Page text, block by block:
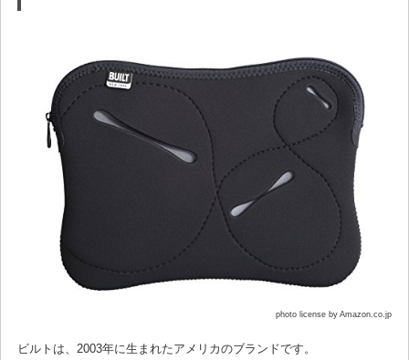
photo license by Amazon.co.jp
ビルトは、2003年に生まれたアメリカのブランドです。